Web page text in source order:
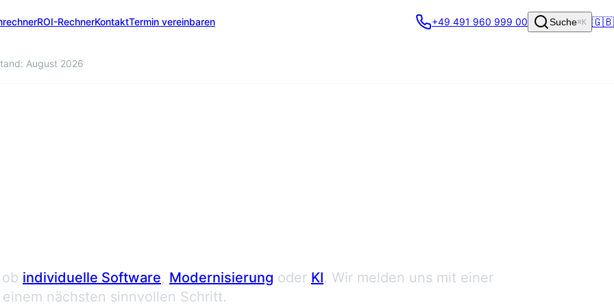
ROI-RechnerKontaktTermin vereinbaren
August 2026
+49 491 960 999 00 Suche⌘K 🇬🇧
individuelle Software, Modernisierung oder KI. Wir melden uns mit einer
nächsten sinnvollen Schritt.